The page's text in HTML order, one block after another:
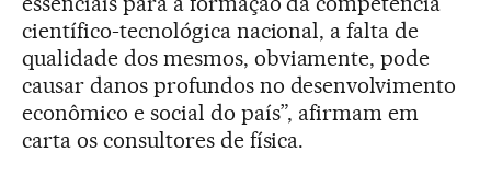
científico-tecnológica nacional, a falta de
qualidade dos mesmos, obviamente, pode
causar danos profundos no desenvolvimento
econômico e social do país”, afirmam em
carta os consultores de física.